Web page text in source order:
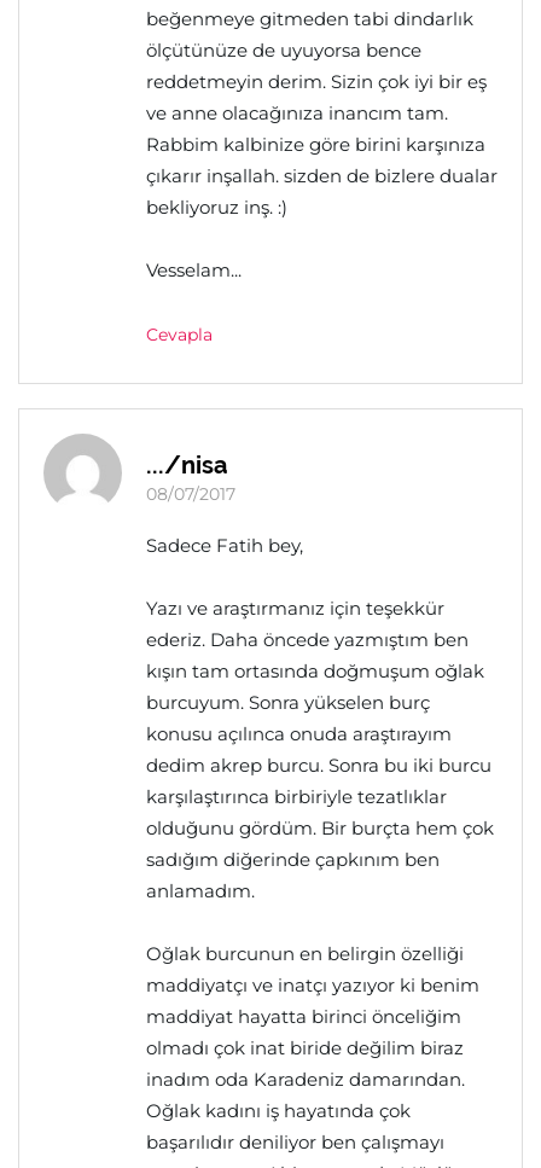
beğenmeye gitmeden tabi dindarlık
ölçütünüze de uyuyorsa bence
reddetmeyin derim. Sizin çok iyi bir eş
ve anne olacağınıza inancım tam.
Rabbim kalbinize göre birini karşınıza
çıkarır inşallah. sizden de bizlere dualar
bekliyoruz inş. :)
Vesselam...
Cevapla
.../nisa
08/07/2017
Sadece Fatih bey,
Yazı ve araştırmanız için teşekkür
ederiz. Daha öncede yazmıştım ben
kışın tam ortasında doğmuşum oğlak
burcuyum. Sonra yükselen burç
konusu açılınca onuda araştırayım
dedim akrep burcu. Sonra bu iki burcu
karşılaştırınca birbiriyle tezatlıklar
olduğunu gördüm. Bir burçta hem çok
sadığım diğerinde çapkınım ben
anlamadım.
Oğlak burcunun en belirgin özelliği
maddiyatçı ve inatçı yazıyor ki benim
maddiyat hayatta birinci önceliğim
olmadı çok inat biride değilim biraz
inadım oda Karadeniz damarından.
Oğlak kadını iş hayatında çok
başarılıdır deniliyor ben çalışmayı